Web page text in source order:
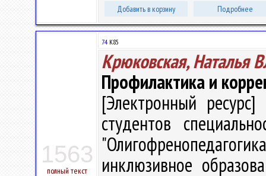
Добавить в корзину Подробнее
1563
полный текст
74 К85
Крюковская, Наталья
Профилактика и
[Электронный
студентов
инклюзивное